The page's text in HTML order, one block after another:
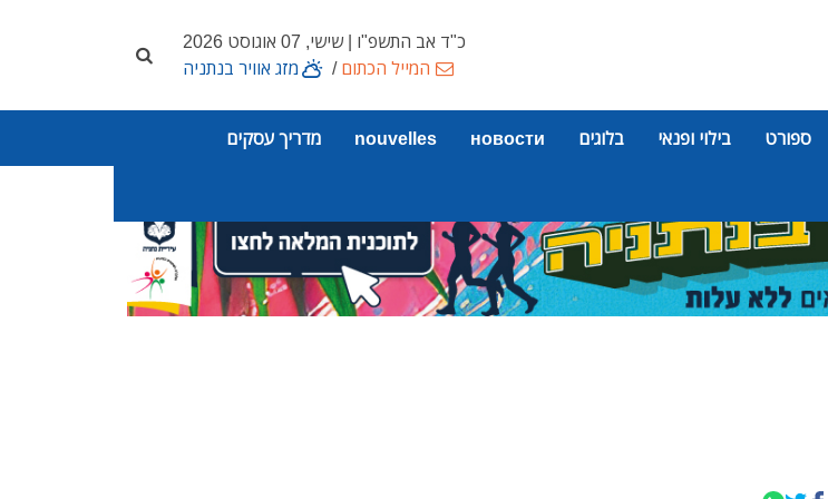
כ"ד אב התשפ"ו | שישי, 07 אוגוסט 2026
המייל הכתום/ מזג אוויר בנתניה
ספורט בילוי ופנאי בלוגים новости
nouvelles מדריך עסקים